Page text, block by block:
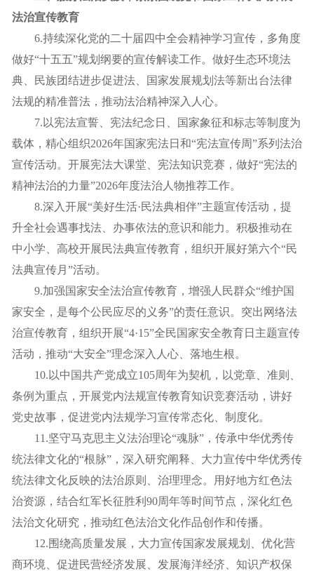
法治宣传教育
6.持续深化党的二十届四中全会精神学习宣传，多角度
做好“十五五”规划纲要的宣传解读工作。做好生态环境法
典、民族团结进步促进法、国家发展规划法等新出台法律
法规的精准普法，推动法治精神深入人心。
7.以宪法宣誓、宪法纪念日、国家象征和标志等制度为
载体，精心组织2026年国家宪法日和“宪法宣传周”系列法治
宣传活动。开展宪法大课堂、宪法知识竞赛，做好“宪法的
精神法治的力量”2026年度法治人物推荐工作。
8.深入开展“美好生活·民法典相伴”主题宣传活动，提
升全社会遇事找法、办事依法的意识和能力。积极推动在
中小学、高校开展民法典宣传教育，组织开展好第六个“民
法典宣传月”活动。
9.加强国家安全法治宣传教育，增强人民群众“维护国
家安全，是每个公民应尽的义务”的责任意识。突出网络法
治宣传教育，组织开展“4·15”全民国家安全教育日主题宣传
活动，推动“大安全”理念深入人心、落地生根。
10.以中国共产党成立105周年为契机，以党章、准则、
条例为重点，开展党内法规宣传教育知识竞赛活动，讲好
党史故事，促进党内法规学习宣传常态化、制度化。
11.坚守马克思主义法治理论“魂脉”，传承中华优秀传
统法律文化的“根脉”，深入研究阐释、大力宣传中华优秀传
统法律文化反映的法治原则、治理理念。用好地方红色法
治资源，结合红军长征胜利90周年等时间节点，深化红色
法治文化研究，推动红色法治文化作品创作和传播。
12.围绕高质量发展，大力宣传国家发展规划、优化营
商环境、促进民营经济发展、发展海洋经济、知识产权保